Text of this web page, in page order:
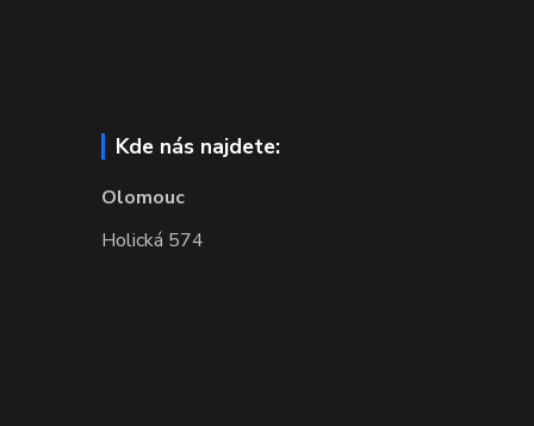
Kde nás najdete:
Olomouc
Holická 574